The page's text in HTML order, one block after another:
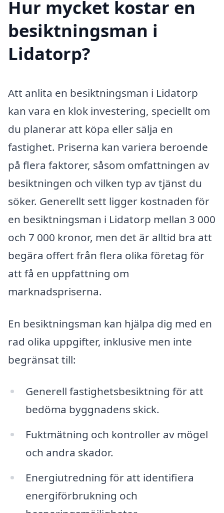
Hur mycket kostar en
besiktningsman i
Lidatorp?
Att anlita en besiktningsman i Lidatorp
kan vara en klok investering, speciellt om
du planerar att köpa eller sälja en
fastighet. Priserna kan variera beroende
på flera faktorer, såsom omfattningen av
besiktningen och vilken typ av tjänst du
söker. Generellt sett ligger kostnaden för
en besiktningsman i Lidatorp mellan 3 000
och 7 000 kronor, men det är alltid bra att
begära offert från flera olika företag för
att få en uppfattning om
marknadspriserna.
En besiktningsman kan hjälpa dig med en
rad olika uppgifter, inklusive men inte
begränsat till:
Generell fastighetsbesiktning för att
bedöma byggnadens skick.
Fuktmätning och kontroller av mögel
och andra skador.
Energiutredning för att identifiera
energiförbrukning och